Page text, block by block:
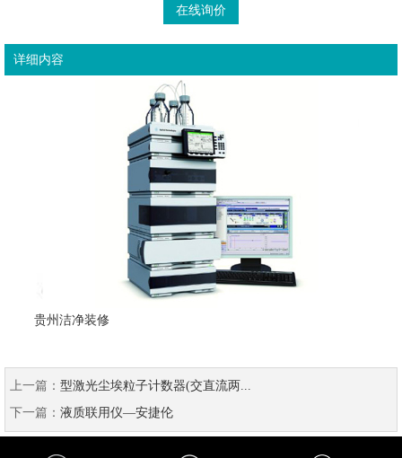
在线询价
详细内容
贵州洁净装修
上一篇： 型激光尘埃粒子计数器(交直流两...
下一篇： 液质联用仪—安捷伦